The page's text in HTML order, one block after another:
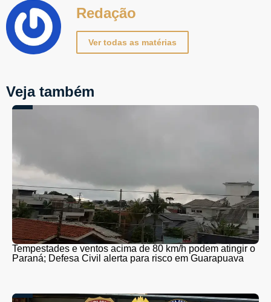
Redação
Ver todas as matérias
Veja também
Tempestades e ventos acima de 80 km/h podem atingir o
Paraná; Defesa Civil alerta para risco em Guarapuava